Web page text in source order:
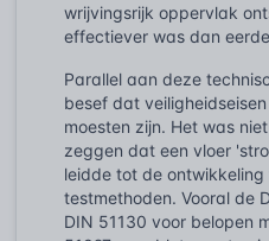
wrijvingsrijk oppervlak
effectiever was dan
Parallel aan deze
besef dat
moesten zijn. Het was
zeggen dat een vloer
leidde tot de
testmethoden. Vooral de
DIN 51130 voor belopen